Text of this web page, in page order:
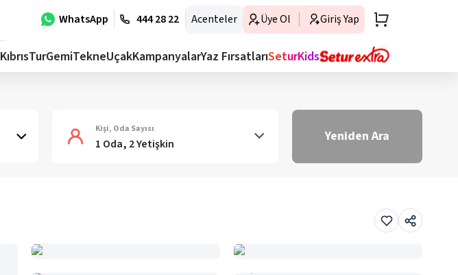
WhatsApp 444 28 22 Acenteler Üye Ol Giriş Yap
KıbrısTurGemiTekneUçakKampanyalarYaz FırsatlarıSeturKids
Kişi, Oda Sayısı
1 Oda, 2 Yetişkin Yeniden Ara